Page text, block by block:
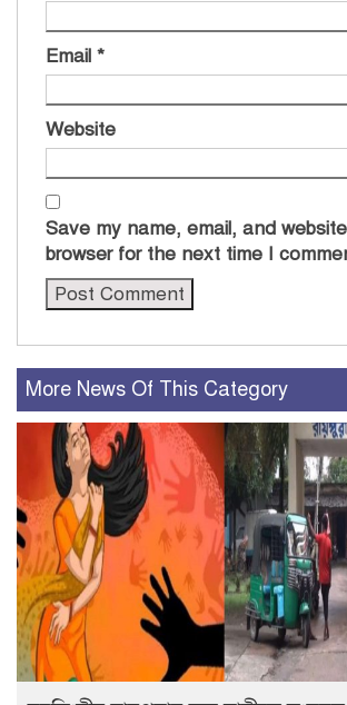
Email *
Website
Save my name, email, and
browser for the next time I
More News Of This Category